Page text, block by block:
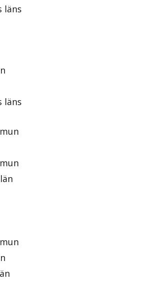
läns
läns